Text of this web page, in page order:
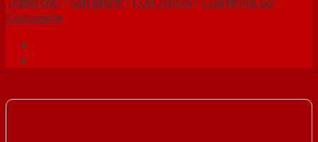
Composite